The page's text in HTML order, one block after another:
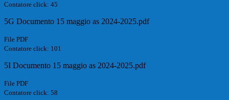
Contatore click: 45
5G Documento 15 maggio as 2024-2025.pdf
File PDF
Contatore click: 101
5I Documento 15 maggio as 2024-2025.pdf
File PDF
Contatore click: 58